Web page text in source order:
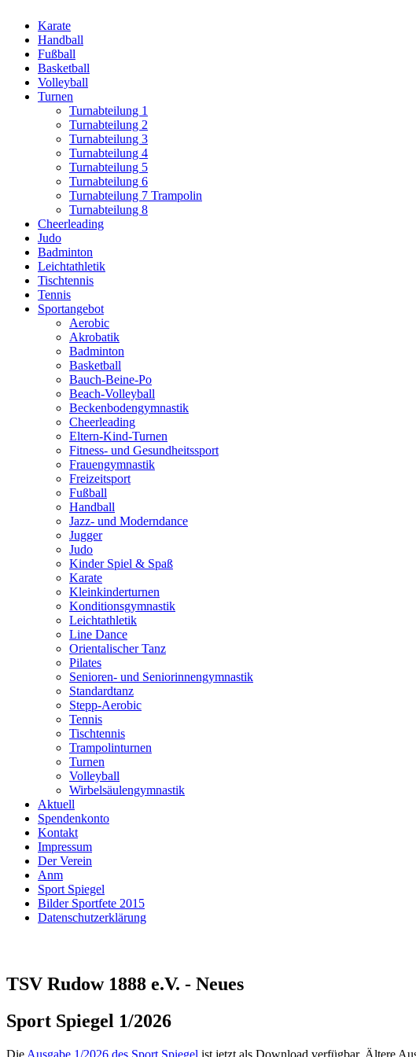
Karate
Handball
Fußball
Basketball
Volleyball
Turnen
Turnabteilung 1
Turnabteilung 2
Turnabteilung 3
Turnabteilung 4
Turnabteilung 5
Turnabteilung 6
Turnabteilung 7 Trampolin
Turnabteilung 8
Cheerleading
Judo
Badminton
Leichtathletik
Tischtennis
Tennis
Sportangebot
Aerobic
Akrobatik
Badminton
Basketball
Bauch-Beine-Po
Beach-Volleyball
Beckenbodengymnastik
Cheerleading
Eltern-Kind-Turnen
Fitness- und Gesundheitssport
Frauengymnastik
Freizeitsport
Fußball
Handball
Jazz- und Moderndance
Jugger
Judo
Kinder Spiel & Spaß
Karate
Kleinkinderturnen
Konditionsgymnastik
Leichtathletik
Line Dance
Orientalischer Tanz
Pilates
Senioren- und Seniorinnengymnastik
Standardtanz
Stepp-Aerobic
Tennis
Tischtennis
Trampolinturnen
Turnen
Volleyball
Wirbelsäulengymnastik
Aktuell
Spendenkonto
Kontakt
Impressum
Der Verein
Anm
Sport Spiegel
Bilder Sportfete 2015
Datenschutzerklärung
TSV Rudow 1888 e.V. - Neues
Sport Spiegel 1/2026
Die Ausgabe 1/2026 des Sport Spiegel ist jetzt als Download verfügbar. Ältere